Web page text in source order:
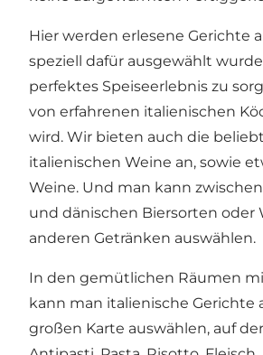
Hier werden erlesene Gerichte
speziell dafür ausgewählt
perfektes Speiseerlebnis zu
von erfahrenen italienischen
wird. Wir bieten auch die
italienischen Weine an, sowie
Weine. Und man kann
und dänischen Biersorten oder
anderen Getränken auswählen.
In den gemütlichen Räumen
kann man italienische Gerichte
großen Karte auswählen, auf